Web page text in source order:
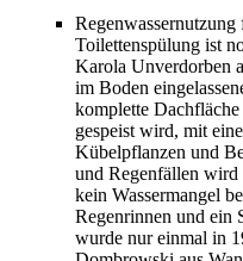
Toilettenspülung ist
Karola Unverdorben
im Boden
komplette
gespeist wird, mit
Kübelpflanzen und
und Regenfällen wird
kein Wassermangel
Regenrinnen und ein
wurde nur einmal in